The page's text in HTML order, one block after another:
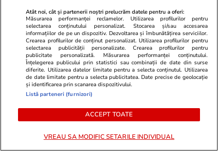
Lifestyle 15 iul.
Combinaţii răcoritoare de apă
cu fructe şi plante aromatice
pentru vară
Atât noi, cât și partenerii noștri prelucrăm datele pentru a oferi:
Măsurarea performanței reclamelor. Utilizarea profilurilor pentru
selectarea conținutului personalizat. Stocarea și/sau accesarea
informațiilor de pe un dispozitiv. Dezvoltarea și îmbunătățirea serviciilor.
Crearea profilurilor de conținut personalizat. Utilizarea profilurilor pentru
selectarea publicității personalizate. Crearea profilurilor pentru
publicitate personalizată. Măsurarea performanței conținutului.
Înțelegerea publicului prin statistici sau combinații de date din surse
diferite. Utilizarea datelor limitate pentru a selecta conținutul. Utilizarea
de date limitate pentru a selecta publicitatea. Date precise de geolocație
și identificarea prin scanarea dispozitivului.
Listă parteneri (furnizori)
ACCEPT TOATE
VREAU SA MODIFIC SETARILE INDIVIDUAL